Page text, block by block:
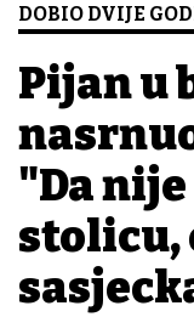
DOBIO DVIJE
Pijan u
"Da
stolicu,